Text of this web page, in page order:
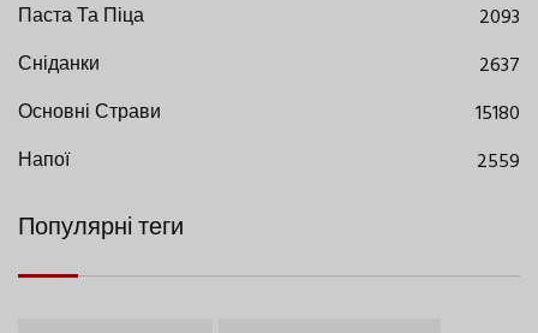
Паста Та Піца
2093
Сніданки
2637
Основні Страви
15180
Напої
2559
Популярні теги